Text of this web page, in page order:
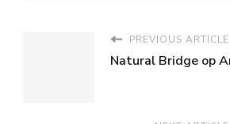
PREVIOUS ARTICLE
Natural Bridge op